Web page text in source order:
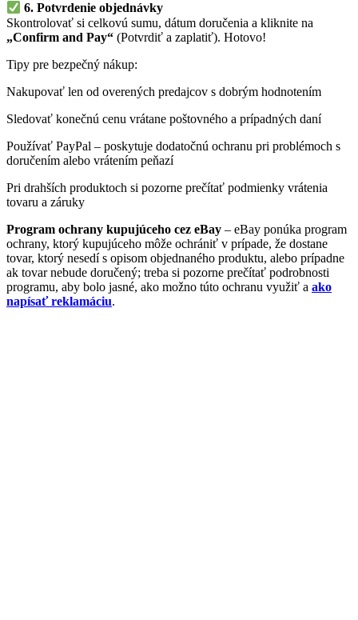
6. Potvrdenie objednávky
Skontrolovať si celkovú sumu, dátum doručenia a kliknite na
„Confirm and Pay“ (Potvrdiť a zaplatiť). Hotovo!
Tipy pre bezpečný nákup:
Nakupovať len od overených predajcov s dobrým hodnotením
Sledovať konečnú cenu vrátane poštovného a prípadných daní
Používať PayPal – poskytuje dodatočnú ochranu pri problémoch s
doručením alebo vrátením peňazí
Pri drahších produktoch si pozorne prečítať podmienky vrátenia
tovaru a záruky
Program ochrany kupujúceho cez eBay – eBay ponúka program
ochrany, ktorý kupujúceho môže ochrániť v prípade, že dostane
tovar, ktorý nesedí s opisom objednaného produktu, alebo prípadne
ak tovar nebude doručený; treba si pozorne prečítať podrobnosti
programu, aby bolo jasné, ako možno túto ochranu využiť a ako
napísať reklamáciu.